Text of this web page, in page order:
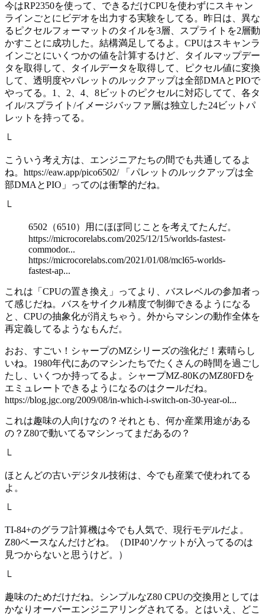
今はRP2350を使って、できるだけCPUを使わずにスキャン
ラインごとにビデオを出力する実験をしてる。昨日は、異な
るピクセルフォーマットのタイルを3層、スプライトを2層動
かすことに成功した。結構満足してるよ。CPUはスキャンラ
インごとにいくつかの値を計算するけど、タイルマップデー
タを取得して、タイルデータを取得して、ピクセル値に変換
して、透明度やパレットのルックアップは全部DMAとPIOで
やってる。1、2、4、8ビットのピクセルに対応してて、各タ
イル/スプライト/イメージバッファ層は独立した24ビットパ
レットを持ってる。
└
こういう考え方は、エンジニアたちの間でも共通してるよ
ね。https://eaw.app/pico6502/ 「パレットのルックアップは全
部DMAとPIO」ってのは衝撃的だね。
└
6502（6510）用にほぼ同じことを考えてたんだ。
https://microcorelabs.com/2025/12/15/worlds-fastest-
commodor...
https://microcorelabs.com/2021/01/08/mcl65-worlds-
fastest-ap...
これは「CPUの置き換え」ってより、バスレベルの参加者っ
て感じだね。バスをサイクル精度で制御できるようになる
と、CPUの抽象化が消えちゃう。外からマシンの動作全体を
再定義してるようなもんだ。
おお、すごい！シャープのMZシリーズの強化だ！素晴らし
いね。1980年代にあのマシンたちでたくさんの時間を過ごし
たし、いくつか持ってるよ。シャープMZ-80KのMZ80FDを
エミュレートできるようになるのはクールだね。
https://blog.jgc.org/2009/08/in-which-i-switch-on-30-year-ol...
これは趣味の人向けなの？それとも、何か産業用途がある
の？Z80で動いてるマシンってまだあるの？
└
ほとんどの古いデジタル技術は、今でも産業で使われてる
よ。
└
TI-84+のグラフ計算機は今でも人気で、現行モデルだよ。
Z80ベースなんだけどね。（DIP40ソケットが入ってるのは
見つからないと思うけど。）
└
趣味のためだけだね。シンプルなZ80 CPUの交換用としては
かなりオーバーエンジニアリングされてる。とはいえ、どこ